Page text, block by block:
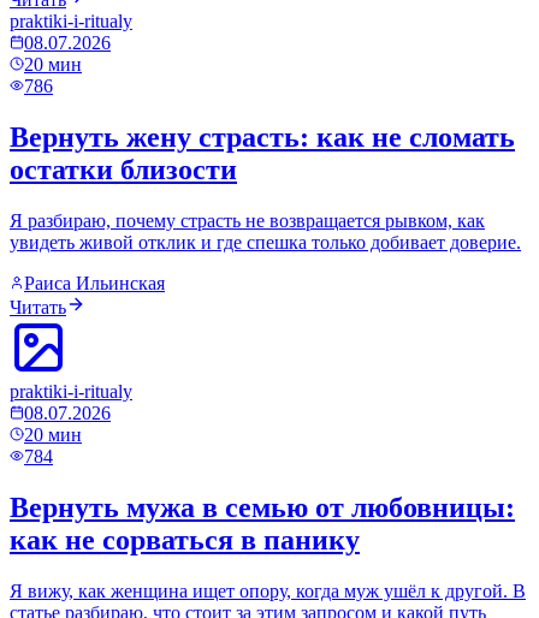
praktiki-i-ritualy
08.07.2026
20 мин
786
Вернуть жену страсть: как не сломать
остатки близости
Я разбираю, почему страсть не возвращается рывком, как
увидеть живой отклик и где спешка только добивает доверие.
Раиса Ильинская
Читать
praktiki-i-ritualy
08.07.2026
20 мин
784
Вернуть мужа в семью от любовницы:
как не сорваться в панику
Я вижу, как женщина ищет опору, когда муж ушёл к другой. В
статье разбираю, что стоит за этим запросом и какой путь